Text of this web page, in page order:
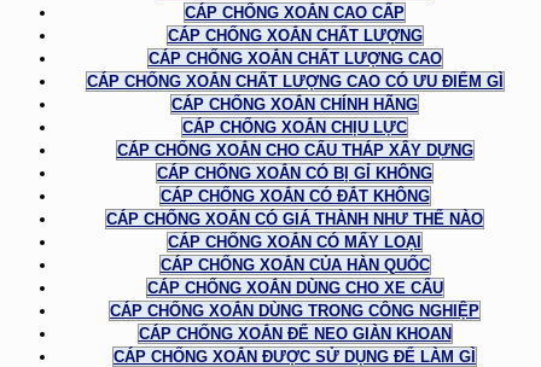
CÁP CHỐNG XOẮN CAO CẤP
CÁP CHỐNG XOẮN CHẤT LƯỢNG
CÁP CHỐNG XOẮN CHẤT LƯỢNG CAO
CÁP CHỐNG XOẮN CHẤT LƯỢNG CAO CÓ ƯU ĐIỂM GÌ
CÁP CHỐNG XOẮN CHÍNH HÃNG
CÁP CHỐNG XOẮN CHỊU LỰC
CÁP CHỐNG XOẮN CHO CẨU THÁP XÂY DỰNG
CÁP CHỐNG XOẮN CÓ BỊ GỈ KHÔNG
CÁP CHỐNG XOẮN CÓ ĐẮT KHÔNG
CÁP CHỐNG XOẮN CÓ GIÁ THÀNH NHƯ THẾ NÀO
CÁP CHỐNG XOẮN CÓ MẤY LOẠI
CÁP CHỐNG XOẮN CỦA HÀN QUỐC
CÁP CHỐNG XOẮN DÙNG CHO XE CẨU
CÁP CHỐNG XOẮN DÙNG TRONG CÔNG NGHIỆP
CÁP CHỐNG XOẮN ĐỂ NEO GIÀN KHOAN
CÁP CHỐNG XOẮN ĐƯỢC SỬ DỤNG ĐỂ LÀM GÌ